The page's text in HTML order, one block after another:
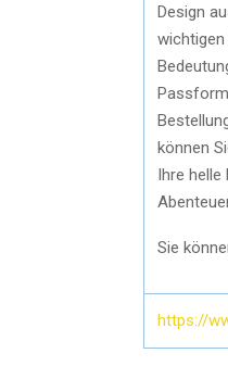
Design
können
Ihre helle
Sie
https://